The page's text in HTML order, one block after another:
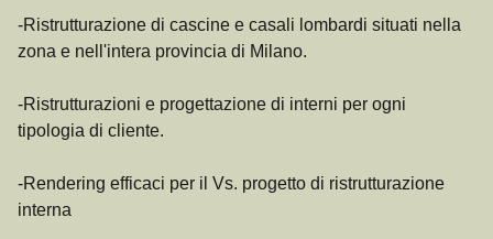
-Ristrutturazione di cascine e casali lombardi situati nella
zona e nell'intera provincia di Milano.
-Ristrutturazioni e progettazione di interni per ogni
tipologia di cliente.
-Rendering efficaci per il Vs. progetto di ristrutturazione
interna